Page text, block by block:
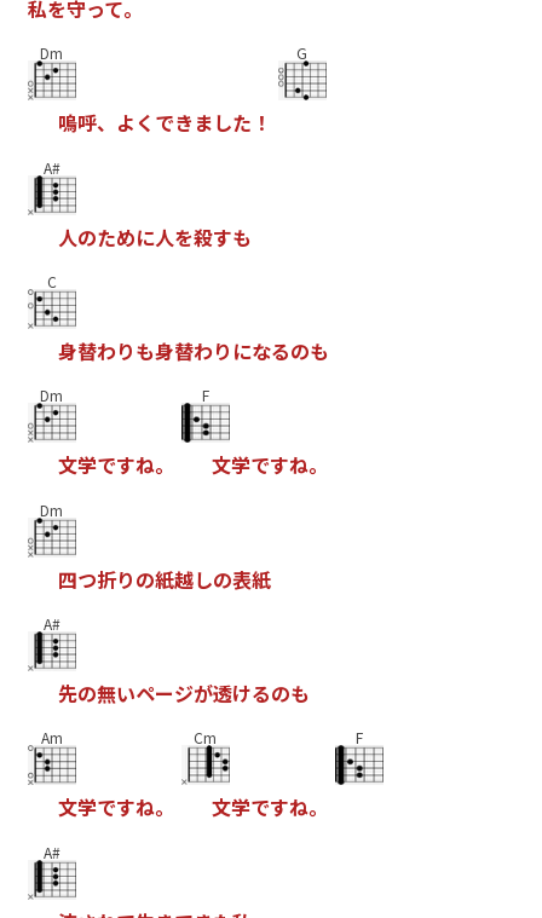
私を守って。
Dm
嗚呼、 よ く でき ました ！
G
A#
人のために人を殺すも
C
身替わりも身替わり になるのも
Dm
文学ですね。
F
文学ですね。
Dm
四つ折りの紙越しの表紙
A#
先の無いページが透けるのも
Am
文学ですね。
Cm
文学ですね。
F
A#